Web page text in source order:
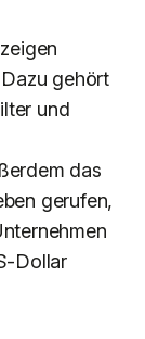
gehört
und
das
gerufen,
Dollar